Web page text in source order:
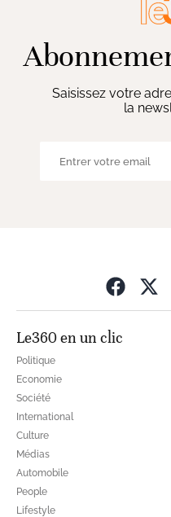
Saisissez votre
la
Le360 en un clic
Politique
Economie
Société
International
Culture
Médias
Automobile
People
Lifestyle